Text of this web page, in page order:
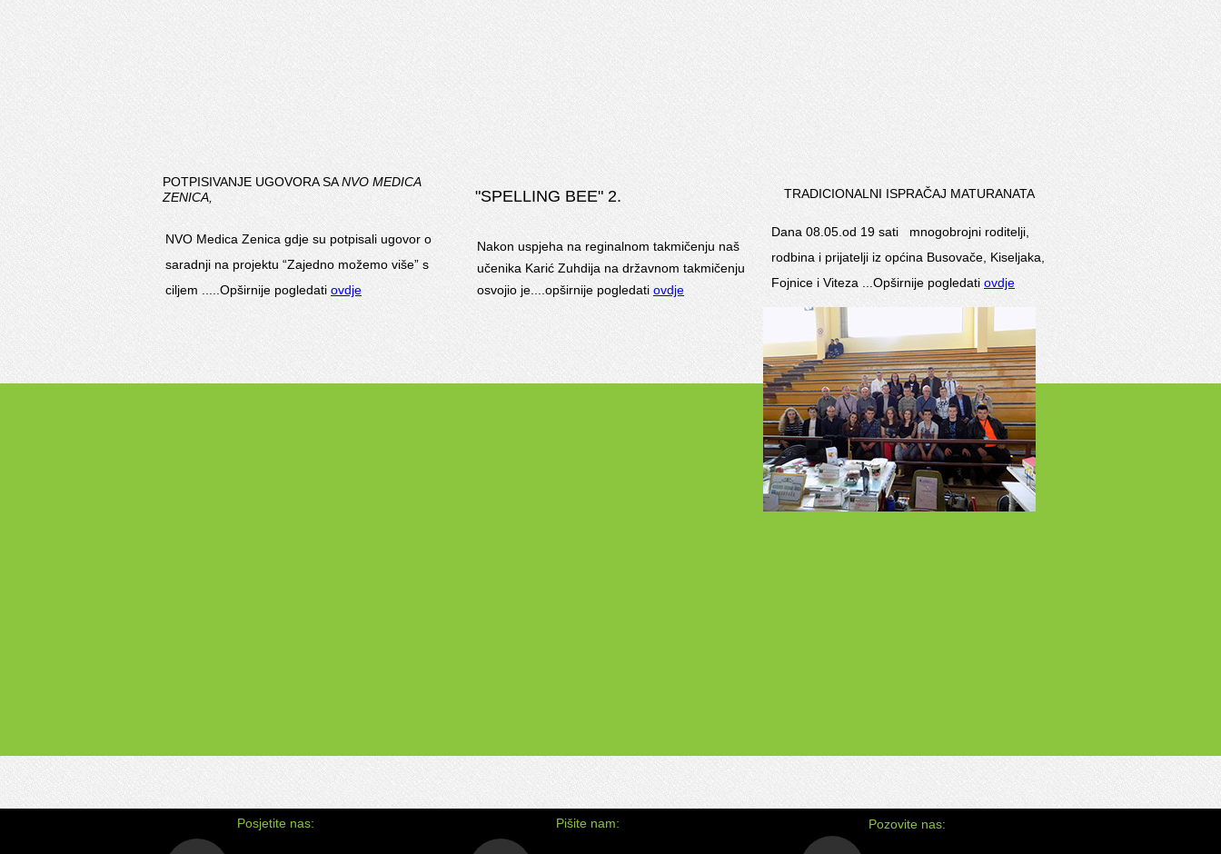
POTPISIVANJE UGOVORA SANVO MEDICA
ZENICA,
"SPELLING BEE" 2. TRADICIONALNI ISPRAČAJ MATURANATA
NVO Medica Zenica gdje su potpisali ugovor o
saradnji na projektu “Zajedno možemo više” s
ciljem .....Opširnije pogledati ovdje
Nakon uspjeha na reginalnom takmičenju naš
učenika Karić Zuhdija na državnom takmičenju
osvojio je....opširnije pogledati ovdje
Dana 08.05.od 19 sati mnogobrojni roditelji,
rodbina i prijatelji iz općina Busovače, Kiseljaka,
Fojnice i Viteza ...Opširnije pogledati ovdje
Posjetite nas: Pišite nam: Pozovite nas: